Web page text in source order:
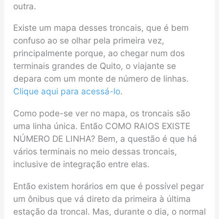
outra.
Existe um mapa desses troncais, que é bem
confuso ao se olhar pela primeira vez,
principalmente porque, ao chegar num dos
terminais grandes de Quito, o viajante se
depara com um monte de número de linhas.
Clique aqui para acessá-lo.
Como pode-se ver no mapa, os troncais são
uma linha única. Então COMO RAIOS EXISTE
NÚMERO DE LINHA? Bem, a questão é que há
vários terminais no meio dessas troncais,
inclusive de integração entre elas.
Então existem horários em que é possível pegar
um ônibus que vá direto da primeira à última
estação da troncal. Mas, durante o dia, o normal